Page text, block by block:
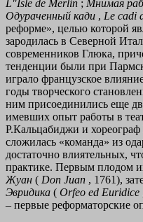
L"Isle de Merlin ; Мнимая
Одураченный кади , Le cadi
реформе», целью которой
зародилась в Северной
современников Глюка,
тенденции были при
играло французское
годы творческого
ним присоединились еще
имевших опыт работы в
Р.Кальцабиджи и
сложилась «команда» из
достаточно влиятельных,
практике. Первым плодом
Жуан ( Don Juan , 1761),
Эвридика ( Orfeo ed Euridice
– первые реформаторские